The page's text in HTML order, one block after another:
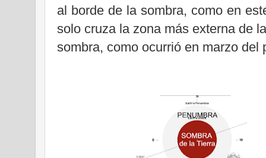
al borde de la sombra, como en
solo cruza la zona más externa de
sombra, como ocurrió en marzo del